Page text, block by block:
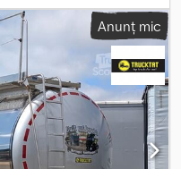
ABS, Structură cisternă
3,35/4,7/10, pasarelă pe
litri, 6
litri, 2. compartiment
vizitare, debit 1000 l/min,
sistem de frânare cu
poate avea aplicate
SI83482
include în general
Anunț mic